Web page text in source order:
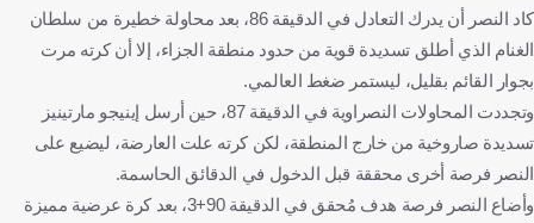
كاد النصر أن يدرك التعادل في الدقيقة 86، بعد محاولة خطيرة من سلطان
الغنام الذي أطلق تسديدة قوية من حدود منطقة الجزاء، إلا أن كرته مرت
بجوار القائم بقليل، ليستمر ضغط العالمي.
وتجددت المحاولات النصراوية في الدقيقة 87، حين أرسل إينيجو مارتينيز
تسديدة صاروخية من خارج المنطقة، لكن كرته علت العارضة، ليضيع على
النصر فرصة أخرى محققة قبل الدخول في الدقائق الحاسمة.
وأضاع النصر فرصة هدف مُحقق في الدقيقة 90+3، بعد كرة عرضية مميزة